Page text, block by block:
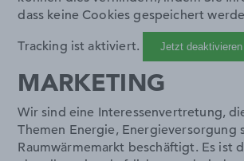
dass keine Cookies gespeichert
Tracking ist aktiviert.
Jetzt deaktivieren
MARKETING
Wir sind eine Interessenvertretung,
Themen Energie, Energieversorgung
Raumwärmemarkt beschäftigt. Es ist